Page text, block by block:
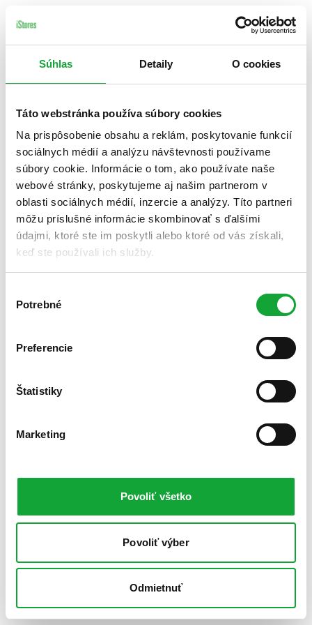
Súhlas Detaily O cookies
Táto webstránka používa súbory cookies
Na prispôsobenie obsahu a reklám, poskytovanie funkcií
sociálnych médií a analýzu návštevnosti používame
súbory cookie. Informácie o tom, ako používate naše
webové stránky, poskytujeme aj našim partnerom v
oblasti sociálnych médií, inzercie a analýzy. Títo partneri
môžu príslušné informácie skombinovať s ďalšími
údajmi, ktoré ste im poskytli alebo ktoré od vás získali,
keď ste používali ich služby.
súhlasu
Potrebné
Preferencie
Štatistiky
Marketing
Povoliť všetko
Povoliť výber
Odmietnuť